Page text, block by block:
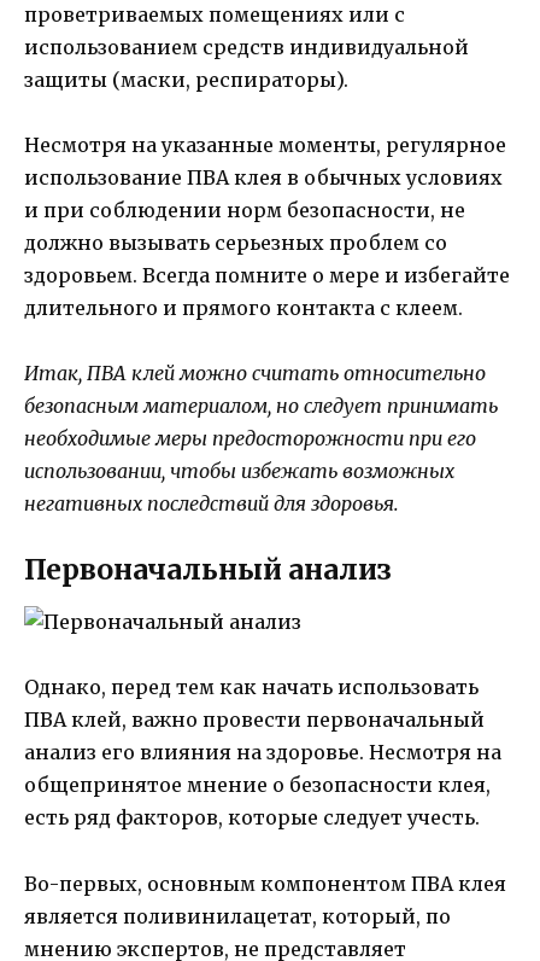
проветриваемых помещениях или с
использованием средств индивидуальной
защиты (маски, респираторы).
Несмотря на указанные моменты, регулярное
использование ПВА клея в обычных условиях
и при соблюдении норм безопасности, не
должно вызывать серьезных проблем со
здоровьем. Всегда помните о мере и избегайте
длительного и прямого контакта с клеем.
Итак, ПВА клей можно считать относительно
безопасным материалом, но следует принимать
необходимые меры предосторожности при его
использовании, чтобы избежать возможных
негативных последствий для здоровья.
Первоначальный анализ
Однако, перед тем как начать использовать
ПВА клей, важно провести первоначальный
анализ его влияния на здоровье. Несмотря на
общепринятое мнение о безопасности клея,
есть ряд факторов, которые следует учесть.
Во-первых, основным компонентом ПВА клея
является поливинилацетат, который, по
мнению экспертов, не представляет